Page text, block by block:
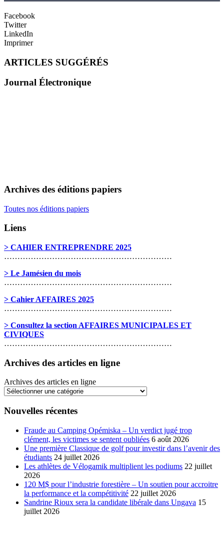
Facebook
Twitter
LinkedIn
Imprimer
ARTICLES SUGGÉRÉS
Journal Électronique
Archives des éditions papiers
Toutes nos éditions papiers
Liens
> CAHIER ENTREPRENDRE 2025
………………………………………………………
> Le Jamésien du mois
………………………………………………………
> Cahier AFFAIRES 2025
………………………………………………………
> Consultez la section AFFAIRES MUNICIPALES ET
CIVIQUES
………………………………………………………
Archives des articles en ligne
Archives des articles en ligne
Nouvelles récentes
Fraude au Camping Opémiska – Un verdict jugé trop
clément, les victimes se sentent oubliées 6 août 2026
Une première Classique de golf pour investir dans l’avenir des
étudiants 24 juillet 2026
Les athlètes de Vélogamik multiplient les podiums 22 juillet
2026
120 M$ pour l’industrie forestière – Un soutien pour accroitre
la performance et la compétitivité 22 juillet 2026
Sandrine Rioux sera la candidate libérale dans Ungava 15
juillet 2026